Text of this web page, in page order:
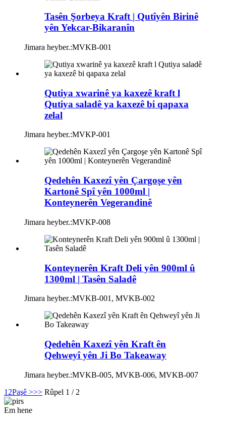
Tasên Şorbeya Kraft | Qutîyên Birinê
yên Yekcar-Bikaranîn
Jimara heyber.:MVKB-001
Qutiya xwarinê ya kaxezê kraft l
Qutiya saladê ya kaxezê bi qapaxa
zelal
Jimara heyber.:MVKP-001
Qedehên Kaxezî yên Çargoşe yên
Kartonê Spî yên 1000ml |
Konteynerên Vegerandinê
Jimara heyber.:MVKP-008
Konteynerên Kraft Deli yên 900ml û
1300ml | Tasên Saladê
Jimara heyber.:MVKB-001, MVKB-002
Qedehên Kaxezî yên Kraft ên
Qehweyî yên Ji Bo Takeaway
Jimara heyber.:MVKB-005, MVKB-006, MVKB-007
1 2Paşê >>> Rûpel 1 / 2
Em hene